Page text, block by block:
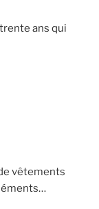
ans qui
vêtements